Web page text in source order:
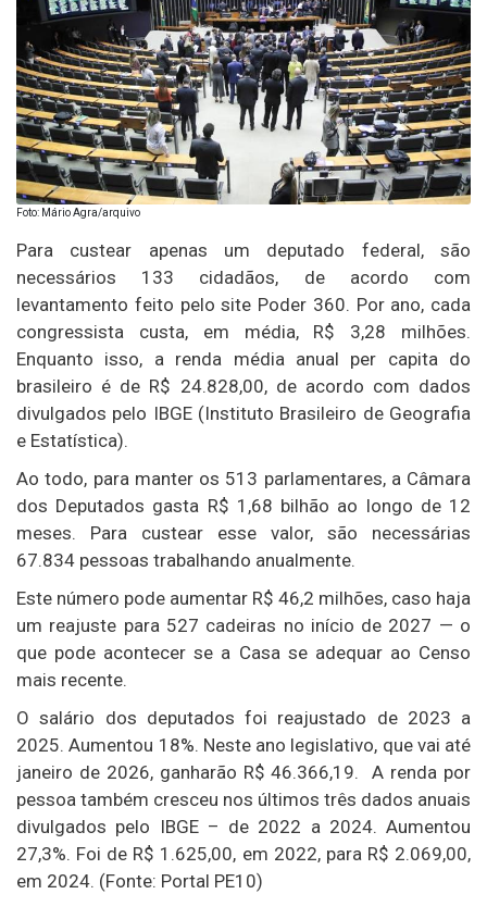
Foto: Mário Agra/arquivo
Para custear apenas um deputado federal, são
necessários 133 cidadãos, de acordo com
levantamento feito pelo site Poder 360. Por ano, cada
congressista custa, em média, R$ 3,28 milhões.
Enquanto isso, a renda média anual per capita do
brasileiro é de R$ 24.828,00, de acordo com dados
divulgados pelo IBGE (Instituto Brasileiro de Geografia
e Estatística).
Ao todo, para manter os 513 parlamentares, a Câmara
dos Deputados gasta R$ 1,68 bilhão ao longo de 12
meses. Para custear esse valor, são necessárias
67.834 pessoas trabalhando anualmente.
Este número pode aumentar R$ 46,2 milhões, caso haja
um reajuste para 527 cadeiras no início de 2027 — o
que pode acontecer se a Casa se adequar ao Censo
mais recente.
O salário dos deputados foi reajustado de 2023 a
2025. Aumentou 18%. Neste ano legislativo, que vai até
janeiro de 2026, ganharão R$ 46.366,19. A renda por
pessoa também cresceu nos últimos três dados anuais
divulgados pelo IBGE – de 2022 a 2024. Aumentou
27,3%. Foi de R$ 1.625,00, em 2022, para R$ 2.069,00,
em 2024. (Fonte: Portal PE10)